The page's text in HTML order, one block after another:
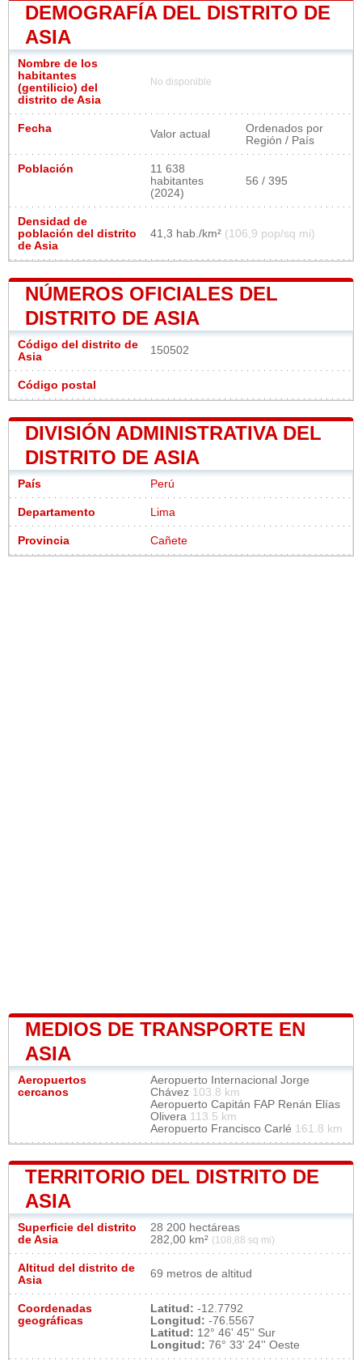
DEMOGRAFÍA DEL DISTRITO DE
ASIA
Nombre de los
habitantes
(gentilicio) del
distrito de Asia
No disponible
Fecha Valor actual
Ordenados por
Región / País
Población
11 638
habitantes
(2024)
56 / 395
Densidad de
población del distrito
de Asia
41,3 hab./km² (106,9 pop/sq mi)
NÚMEROS OFICIALES DEL
DISTRITO DE ASIA
Código del distrito de
Asia
150502
Código postal
DIVISIÓN ADMINISTRATIVA DEL
DISTRITO DE ASIA
País Perú
Departamento Lima
Provincia Cañete
MEDIOS DE TRANSPORTE EN
ASIA
Aeropuertos
cercanos
Aeropuerto Internacional Jorge
Chávez 103.8 km
Aeropuerto Capitán FAP Renán Elías
Olivera 113.5 km
Aeropuerto Francisco Carlé 161.8 km
TERRITORIO DEL DISTRITO DE
ASIA
Superficie del distrito
de Asia
28 200 hectáreas
282,00 km² (108,88 sq mi)
Altitud del distrito de
Asia
69 metros de altitud
Coordenadas
geográficas
Latitud: -12.7792
Longitud: -76.5567
Latitud: 12° 46' 45'' Sur
Longitud: 76° 33' 24'' Oeste